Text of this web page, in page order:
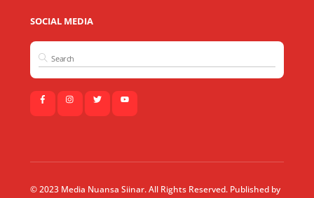
SOCIAL MEDIA
© 2023 Media Nuansa Siinar. All Rights Reserved. Published by